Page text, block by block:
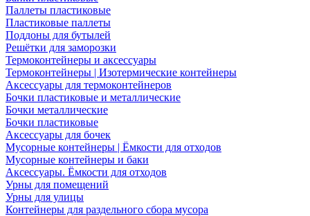
Паллеты пластиковые
Пластиковые паллеты
Поддоны для бутылей
Решётки для заморозки
Термоконтейнеры и аксессуары
Термоконтейнеры | Изотермические контейнеры
Аксессуары для термоконтейнеров
Бочки пластиковые и металлические
Бочки металлические
Бочки пластиковые
Аксессуары для бочек
Мусорные контейнеры | Ёмкости для отходов
Мусорные контейнеры и баки
Аксессуары. Ёмкости для отходов
Урны для помещений
Урны для улицы
Контейнеры для раздельного сбора мусора